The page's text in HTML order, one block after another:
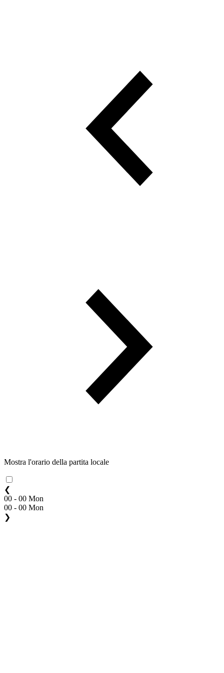
Mostra l'orario della partita locale
❮
00 - 00 Mon
00 - 00 Mon
❯